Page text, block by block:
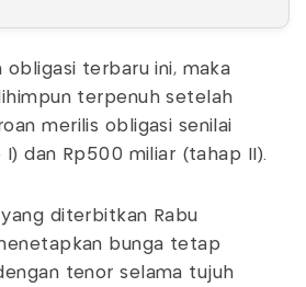
obligasi terbaru ini, maka
terpenuh setelah
merilis obligasi senilai
I) dan Rp500 miliar (tahap II).
diterbitkan Rabu
bunga tetap
tenor selama tujuh